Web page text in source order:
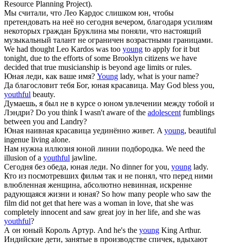
Resource Planning Project).
Мы считали, что Лео Кардос слишком юн, чтобы
претендовать на неё но сегодня вечером, благодаря усилиям
некоторых граждан Бруклина мы поняли, что настоящий
музыкальный талант не ограничен возрастными границами.
We had thought Leo Kardos was too young to apply for it but
tonight, due to the efforts of some Brooklyn citizens we have
decided that true musicianship is beyond age limits or rules.
Юная леди, как ваше имя? Young lady, what is your name?
Да благословит тебя Бог, юная красавица. May God bless you,
youthful beauty.
Думаешь, я был не в курсе о юном увлечении между тобой и
Лэндри? Do you think I wasn't aware of the adolescentfumblings
between you and Landry?
Юная наивная красавица уединённо живет. Ayoung, beautiful
ingenue living alone.
Нам нужна иллюзия юной линии подбородка. We need the
illusion of a youthful jawline.
Сегодня без обеда, юная леди. No dinner for you, young lady.
Кто из посмотревших фильм так и не понял, что перед ними
влюбленная женщина, абсолютно невинная, искренне
радующаяся жизни и юная? So how many people who saw the
film did not get that here was a woman in love, that she was
completely innocent and saw great joy in her life, and she was
youthful?
А он юный Король Артур. And he's the young King Arthur.
Индийские дети, занятые в производстве спичек, вдыхают